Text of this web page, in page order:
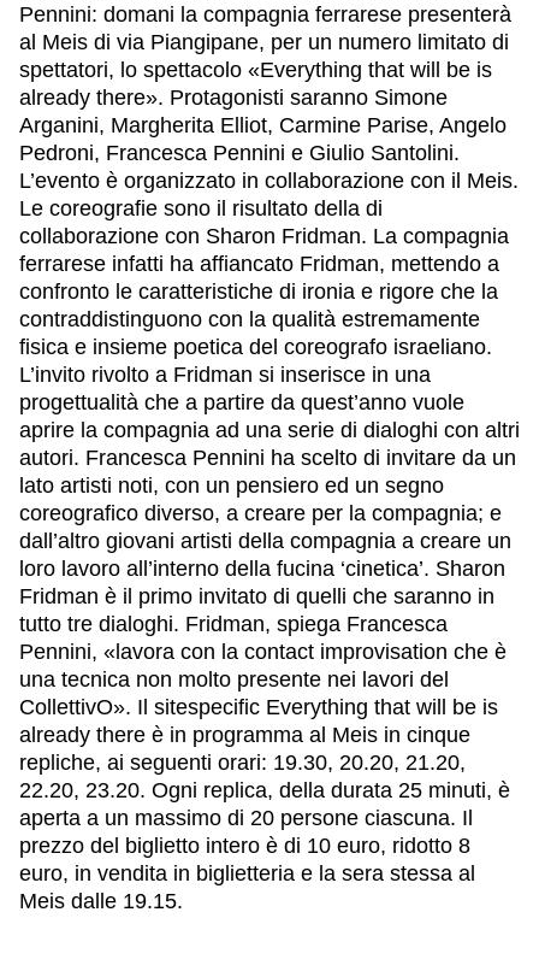
Pennini: domani la compagnia ferrarese presenterà
al Meis di via Piangipane, per un numero limitato di
spettatori, lo spettacolo «Everything that will be is
already there». Protagonisti saranno Simone
Arganini, Margherita Elliot, Carmine Parise, Angelo
Pedroni, Francesca Pennini e Giulio Santolini.
L’evento è organizzato in collaborazione con il Meis.
Le coreografie sono il risultato della di
collaborazione con Sharon Fridman. La compagnia
ferrarese infatti ha affiancato Fridman, mettendo a
confronto le caratteristiche di ironia e rigore che la
contraddistinguono con la qualità estremamente
fisica e insieme poetica del coreografo israeliano.
L’invito rivolto a Fridman si inserisce in una
progettualità che a partire da quest’anno vuole
aprire la compagnia ad una serie di dialoghi con altri
autori. Francesca Pennini ha scelto di invitare da un
lato artisti noti, con un pensiero ed un segno
coreografico diverso, a creare per la compagnia; e
dall’altro giovani artisti della compagnia a creare un
loro lavoro all’interno della fucina ‘cinetica’. Sharon
Fridman è il primo invitato di quelli che saranno in
tutto tre dialoghi. Fridman, spiega Francesca
Pennini, «lavora con la contact improvisation che è
una tecnica non molto presente nei lavori del
CollettivO». Il sitespecific Everything that will be is
already there è in programma al Meis in cinque
repliche, ai seguenti orari: 19.30, 20.20, 21.20,
22.20, 23.20. Ogni replica, della durata 25 minuti, è
aperta a un massimo di 20 persone ciascuna. Il
prezzo del biglietto intero è di 10 euro, ridotto 8
euro, in vendita in biglietteria e la sera stessa al
Meis dalle 19.15.